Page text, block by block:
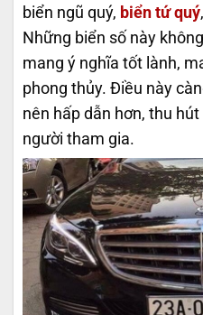
biển ngũ quý, biển tứ quý
Những biển số này
mang ý nghĩa tốt lành,
phong thủy. Điều này
nên hấp dẫn hơn, thu
người tham gia.